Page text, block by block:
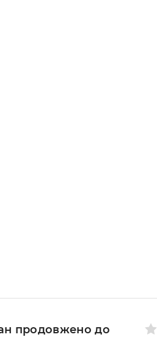
продовжено до